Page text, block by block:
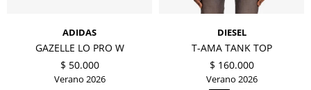
ADIDAS
GAZELLE LO PRO W
$ 50.000
Verano 2026
DIESEL
T-AMA TANK TOP
$ 160.000
Verano 2026